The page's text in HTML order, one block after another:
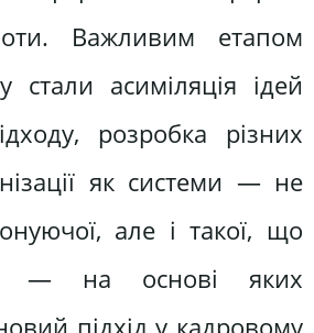
Важливим етапом
стали асиміляція ідей
розробка різних
як системи — не
але і такої, що
— на основі яких